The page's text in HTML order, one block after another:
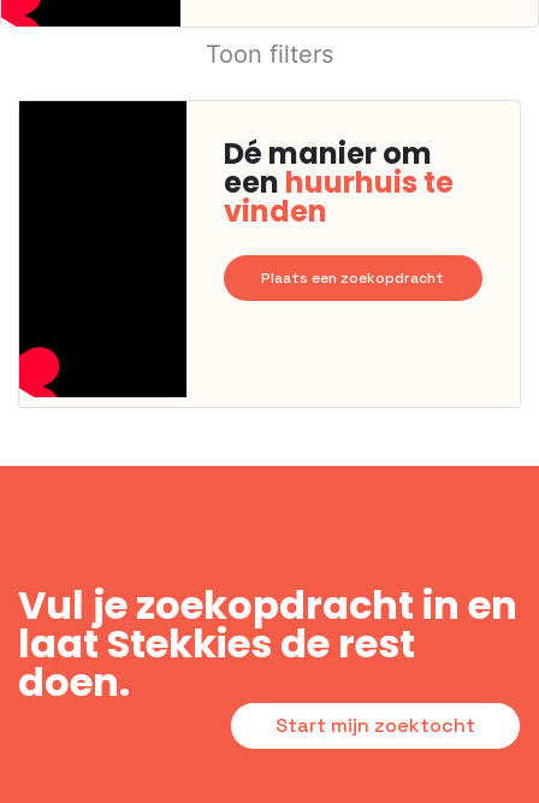
Toon filters
Dé manier om
een huurhuis te
vinden
Plaats een zoekopdracht
Vul je zoekopdracht in en
laat Stekkies de rest
doen.
Start mijn zoektocht